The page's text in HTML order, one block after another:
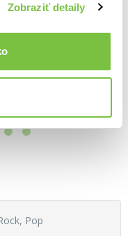
Zobraziť detaily
15,10€
Pop